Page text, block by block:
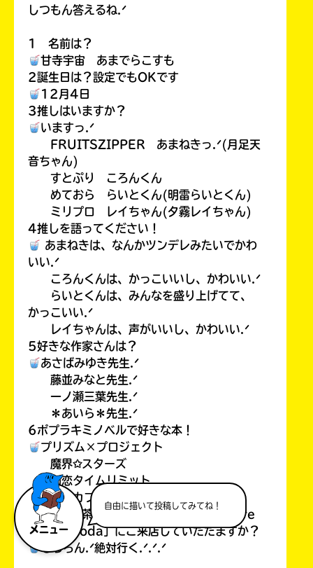
メニュー
自由に描いて投稿してみてね！
しつもん答えるね.ᐟ
1 名前は？
甘寺宇宙 あまでらこすも
2誕生日は？設定でもOKです
12月4日
3推しはいますか？
いますっ.ᐟ
FRUITSZIPPER あまねきっ.ᐟ(月足天
音ちゃん)
すとぷり ころんくん
めておら らいとくん(明雷らいとくん)
ミリプロ レイちゃん(夕霧レイちゃん)
4推しを語ってください！
あまねきは、なんかツンデレみたいでかわ
いい.ᐟ
ころんくんは、かっこいいし、かわいい.ᐟ
らいとくんは、みんなを盛り上げてて、
かっこいい.ᐟ
レイちゃんは、声がいいし、かわいい.ᐟ
5好きな作家さんは？
あさばみゆき先生.ᐟ
藤並みなと先生.ᐟ
一ノ瀬三葉先生.ᐟ
＊あいら＊先生.ᐟ
6ポプラキミノベルで好きな本！
プリズム×プロジェクト
魔界✩スターズ
初恋タイムリミット
ケモカフェ.ᐟ
7また、喫茶(カフェでもあるけど…）「Cre
amsea soda」にご来店していただますか？
もちろん.ᐟ絶対行く.ᐟ.ᐟ.ᐟ